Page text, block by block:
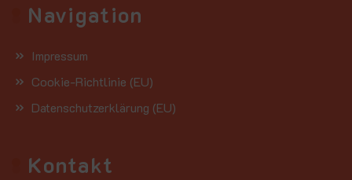
Navigation
Impressum
Cookie-Richtlinie (EU)
Datenschutzerklärung (EU)
Kontakt